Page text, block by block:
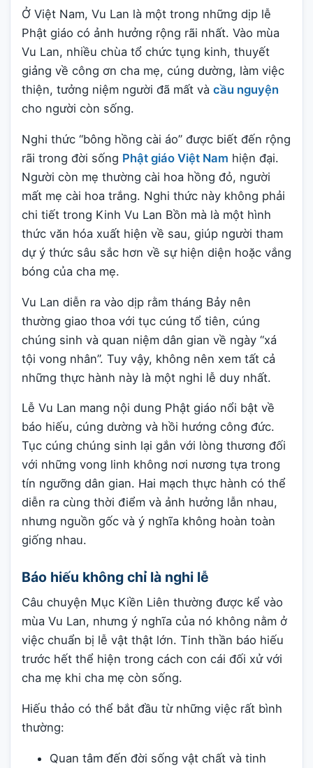
Ở Việt Nam, Vu Lan là một trong những dịp lễ
Phật giáo có ảnh hưởng rộng rãi nhất. Vào mùa
Vu Lan, nhiều chùa tổ chức tụng kinh, thuyết
giảng về công ơn cha mẹ, cúng dường, làm việc
thiện, tưởng niệm người đã mất và cầu nguyện
cho người còn sống.
Nghi thức “bông hồng cài áo” được biết đến rộng
rãi trong đời sống Phật giáo Việt Nam hiện đại.
Người còn mẹ thường cài hoa hồng đỏ, người
mất mẹ cài hoa trắng. Nghi thức này không phải
chi tiết trong Kinh Vu Lan Bồn mà là một hình
thức văn hóa xuất hiện về sau, giúp người tham
dự ý thức sâu sắc hơn về sự hiện diện hoặc vắng
bóng của cha mẹ.
Vu Lan diễn ra vào dịp rằm tháng Bảy nên
thường giao thoa với tục cúng tổ tiên, cúng
chúng sinh và quan niệm dân gian về ngày “xá
tội vong nhân”. Tuy vậy, không nên xem tất cả
những thực hành này là một nghi lễ duy nhất.
Lễ Vu Lan mang nội dung Phật giáo nổi bật về
báo hiếu, cúng dường và hồi hướng công đức.
Tục cúng chúng sinh lại gắn với lòng thương đối
với những vong linh không nơi nương tựa trong
tín ngưỡng dân gian. Hai mạch thực hành có thể
diễn ra cùng thời điểm và ảnh hưởng lẫn nhau,
nhưng nguồn gốc và ý nghĩa không hoàn toàn
giống nhau.
Báo hiếu không chỉ là nghi lễ
Câu chuyện Mục Kiền Liên thường được kể vào
mùa Vu Lan, nhưng ý nghĩa của nó không nằm ở
việc chuẩn bị lễ vật thật lớn. Tinh thần báo hiếu
trước hết thể hiện trong cách con cái đối xử với
cha mẹ khi cha mẹ còn sống.
Hiếu thảo có thể bắt đầu từ những việc rất bình
thường:
Quan tâm đến đời sống vật chất và tinh